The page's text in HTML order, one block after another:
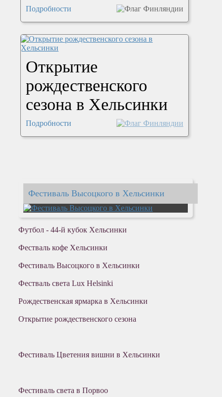
Подробности
Открытие
рождественского
сезона в Хельсинки
Подробности
Фестиваль Высоцкого в Хельсинки
Футбол - 44-й кубок Хельсинки
Фестваль кофе Хельсинки
Фестиваль Высоцкого в Хельсинки
Фестваль света Lux Helsinki
Рождественская ярмарка в Хельсинки
Открытие рождественского сезона
Фестиваль Цветения вишни в Хельсинки
Фестиваль света в Порвоо